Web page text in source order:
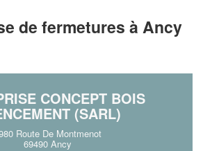
de fermetures à Ancy
CONCEPT BOIS
(SARL)
Route De Montmenot
69490 Ancy